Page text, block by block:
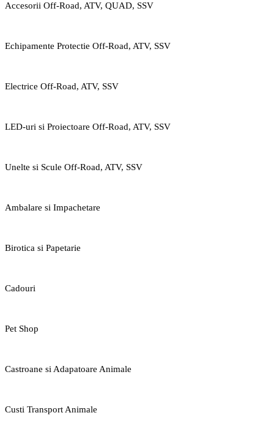
Accesorii Off-Road, ATV, QUAD, SSV
Echipamente Protectie Off-Road, ATV, SSV
Electrice Off-Road, ATV, SSV
LED-uri si Proiectoare Off-Road, ATV, SSV
Unelte si Scule Off-Road, ATV, SSV
Ambalare si Impachetare
Birotica si Papetarie
Cadouri
Pet Shop
Castroane si Adapatoare Animale
Custi Transport Animale